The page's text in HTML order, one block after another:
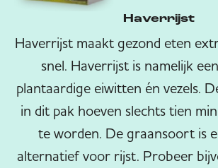
Haverrijst
Haverrijst maakt gezond eten
snel. Haverrijst is namelijk
plantaardige eiwitten én vezels.
in dit pak hoeven slechts tien
te worden. De graansoort is
alternatief voor rijst. Probeer